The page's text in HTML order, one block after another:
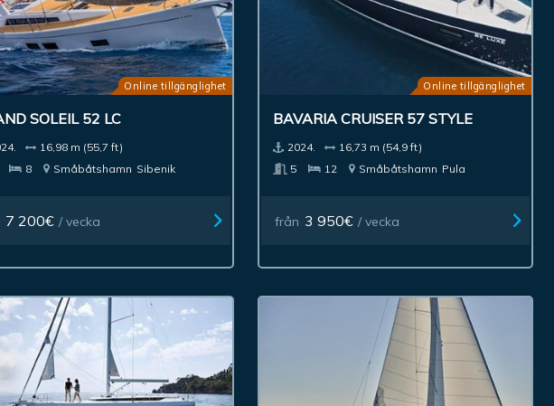
Online tillgänglighet
SOLEIL 52 LC
16,98 m (55,7 ft)
8 Småbåtshamn Sibenik
7 200€ / vecka
Online tillgänglighet
BAVARIA CRUISER 57 STYLE
2024.
16,73 m (54,9 ft)
5
12 Småbåtshamn Pula
från 3 950€ / vecka